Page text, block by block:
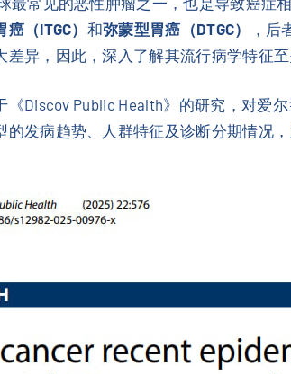
癌（ITGC） 和弥蒙型胃癌（DTGC） ，后
差异，因此，深入了解其流行病学特征至
《Discov Public Health》的研究，对爱
的发病趋势、人群特征及诊断分期情况